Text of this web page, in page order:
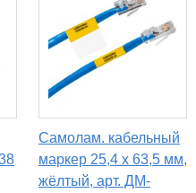
Самолам. кабельный
маркер 25,4 х 63,5 мм,
жёлтый, арт. ДМ-